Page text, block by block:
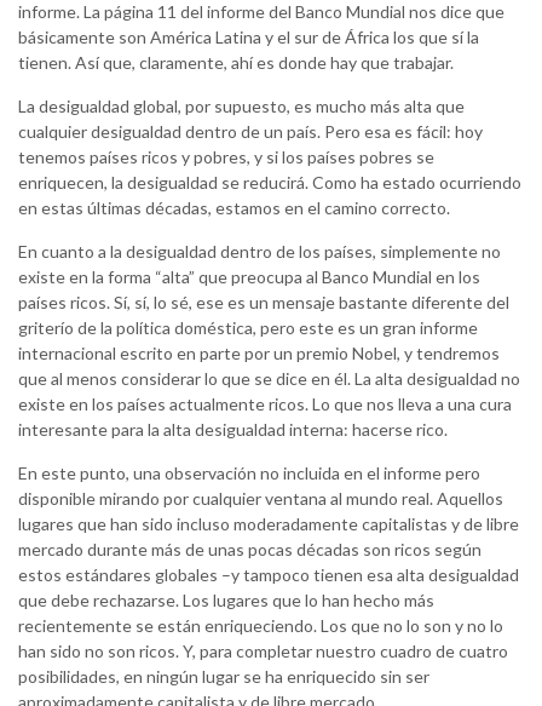
informe. La página 11 del informe del Banco Mundial nos dice que
básicamente son América Latina y el sur de África los que sí la
tienen. Así que, claramente, ahí es donde hay que trabajar.
La desigualdad global, por supuesto, es mucho más alta que
cualquier desigualdad dentro de un país. Pero esa es fácil: hoy
tenemos países ricos y pobres, y si los países pobres se
enriquecen, la desigualdad se reducirá. Como ha estado ocurriendo
en estas últimas décadas, estamos en el camino correcto.
En cuanto a la desigualdad dentro de los países, simplemente no
existe en la forma “alta” que preocupa al Banco Mundial en los
países ricos. Sí, sí, lo sé, ese es un mensaje bastante diferente del
griterío de la política doméstica, pero este es un gran informe
internacional escrito en parte por un premio Nobel, y tendremos
que al menos considerar lo que se dice en él. La alta desigualdad no
existe en los países actualmente ricos. Lo que nos lleva a una cura
interesante para la alta desigualdad interna: hacerse rico.
En este punto, una observación no incluida en el informe pero
disponible mirando por cualquier ventana al mundo real. Aquellos
lugares que han sido incluso moderadamente capitalistas y de libre
mercado durante más de unas pocas décadas son ricos según
estos estándares globales –y tampoco tienen esa alta desigualdad
que debe rechazarse. Los lugares que lo han hecho más
recientemente se están enriqueciendo. Los que no lo son y no lo
han sido no son ricos. Y, para completar nuestro cuadro de cuatro
posibilidades, en ningún lugar se ha enriquecido sin ser